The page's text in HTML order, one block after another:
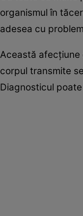
organismul în
adesea cu
Această
corpul transmite
Diagnosticul